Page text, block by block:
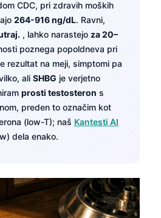
CDC, pri zdravih moških
264-916 ng/dL. Ravni,
, lahko narastejo za 20–
poznega popoldneva pri
rezultat na meji, simptomi pa
ali SHBG je verjetno
prosti testosteron s
preden to označim kot
(low-T); naš Kantesti AI
dela enako.